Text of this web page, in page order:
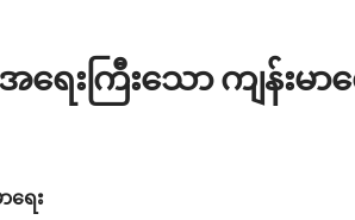
ကြီးသော ကျန်းမာရ
ရေး